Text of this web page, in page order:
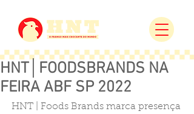
HNT│FOODSBRANDS NA
FEIRA ABF SP 2022
HNT | Foods Brands marca presença